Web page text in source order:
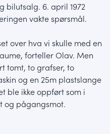
bilutsalg. 6. april 1972
vakte spørsmål.
over hva vi skulle med en
forteller Olav. Men
tomt, to grafser, to
og en 25m plastslange
ble ikke oppført som i
og pågangsmot.